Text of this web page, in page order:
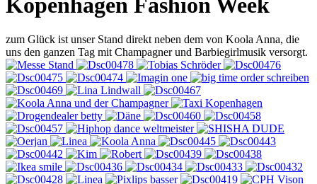
zum Glück ist unser Stand direkt neben dem von Koola Anna, die
uns den ganzen Tag mit Champagner und Barbiegirlmusik versorgt.